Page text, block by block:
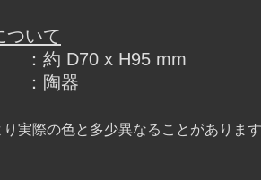
ついて
：約 D70 x H95 mm
：陶器
実際の色と多少異なることがありま